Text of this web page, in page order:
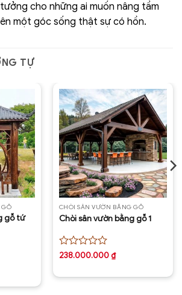
cho những ai muốn nâng tầm
một góc sống thật sự có hồn.
TỰ
GỖ
gỗ tứ
CHÒI SÂN VƯỜN BẰNG GỖ
Chòi sân vườn bằng gỗ 1
Được
238.000.000₫